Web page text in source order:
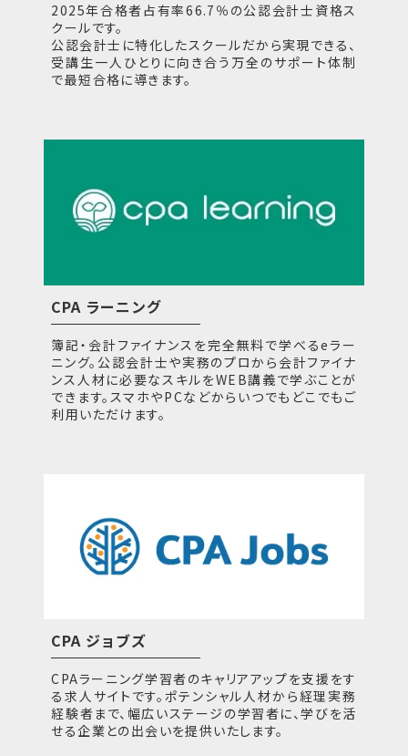
2025年合格者占有率66.7％の公認会計士資格ス
クールです。
公認会計士に特化したスクールだから実現できる、
受講生一人ひとりに向き合う万全のサポート体制
で最短合格に導きます。
CPA ラーニング
簿記・会計ファイナンスを完全無料で学べるeラー
ニング。公認会計士や実務のプロから会計ファイナ
ンス人材に必要なスキルをWEB講義で学ぶことが
できます。スマホやPCなどからいつでもどこでもご
利用いただけます。
CPA ジョブズ
CPAラーニング学習者のキャリアアップを支援をす
る求人サイトです。ポテンシャル人材から経理実務
経験者まで、幅広いステージの学習者に、学びを活
せる企業との出会いを提供いたします。